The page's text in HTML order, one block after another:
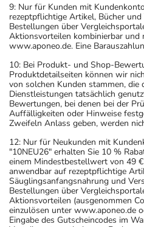
9: Nur für Kunden mit
rezeptpflichtige Artikel, Bücher
Bestellungen über
Aktionsvorteilen kombinierbar und
www.aponeo.de. Eine
10: Bei Produkt- und Shop-
Produktdetailseiten können wir
von solchen Kunden stammen, die
Dienstleistungen tatsächlich
Bewertungen, bei denen bei der
Auffälligkeiten oder Hinweise
Zweifeln Anlass geben, werden
12: Nur für Neukunden mit
"10NEU26" erhalten Sie 10 %
einem Mindestbestellwert von 49
anwendbar auf rezeptpflichtige
Säuglingsanfangsnahrung und
Bestellungen über
Aktionsvorteilen (ausgenommen
einzulösen unter www.aponeo.de
Eingabe des Gutscheincodes im